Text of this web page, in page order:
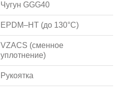
Чугун GGG40
EPDM–HT (до 130°C)
VZACS (сменное
уплотнение)
Рукоятка